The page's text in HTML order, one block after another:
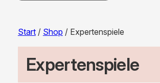
Start/ Shop / Expertenspiele
Expertenspiele